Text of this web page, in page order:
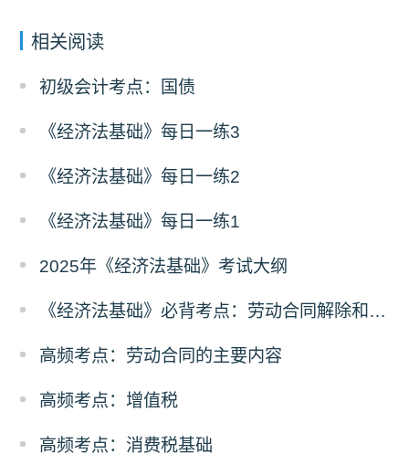
相关阅读
初级会计考点：国债
《经济法基础》每日一练3
《经济法基础》每日一练2
《经济法基础》每日一练1
2025年《经济法基础》考试大纲
《经济法基础》必背考点：劳动合同解除和终止
高频考点：劳动合同的主要内容
高频考点：增值税
高频考点：消费税基础